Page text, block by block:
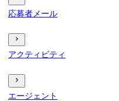
応募者メール
アクティビティ
エージェント